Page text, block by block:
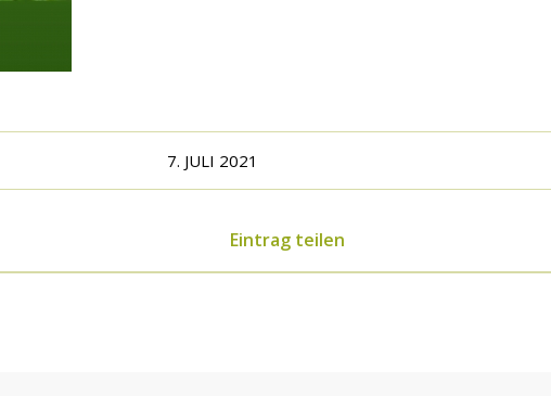
7. JULI 2021
Eintrag teilen